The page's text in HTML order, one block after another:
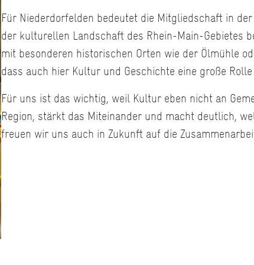
Für Niederdorfelden bedeutet die Mitgliedschaft in
der kulturellen Landschaft des Rhein-Main-Gebietes
mit besonderen historischen Orten wie der Ölmühle
dass auch hier Kultur und Geschichte eine große
Für uns ist das wichtig, weil Kultur eben nicht an
Region, stärkt das Miteinander und macht deutlich,
freuen wir uns auch in Zukunft auf die